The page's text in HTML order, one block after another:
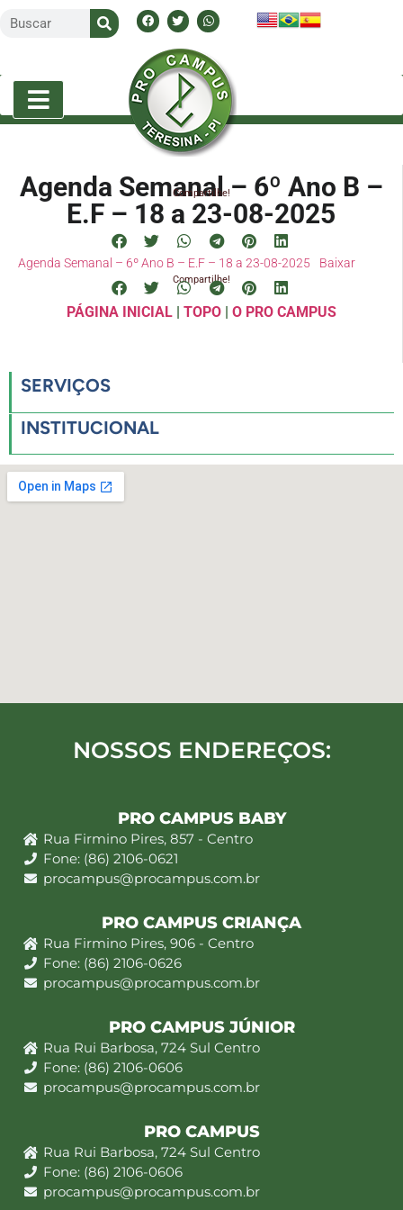
Agenda Semanal – 6º Ano B –
E.F – 18 a 23-08-2025
Compartilhe!
Agenda Semanal – 6º Ano B – E.F – 18 a 23-08-2025 Baixar
Compartilhe!
PÁGINA INICIAL| TOPO| O PRO CAMPUS
SERVIÇOS
INSTITUCIONAL
NOSSOS ENDEREÇOS:
PRO CAMPUS BABY
Rua Firmino Pires, 857 - Centro
Fone: (86) 2106-0621
procampus@procampus.com.br
PRO CAMPUS CRIANÇA
Rua Firmino Pires, 906 - Centro
Fone: (86) 2106-0626
procampus@procampus.com.br
PRO CAMPUS JÚNIOR
Rua Rui Barbosa, 724 Sul Centro
Fone: (86) 2106-0606
procampus@procampus.com.br
PRO CAMPUS
Rua Rui Barbosa, 724 Sul Centro
Fone: (86) 2106-0606
procampus@procampus.com.br